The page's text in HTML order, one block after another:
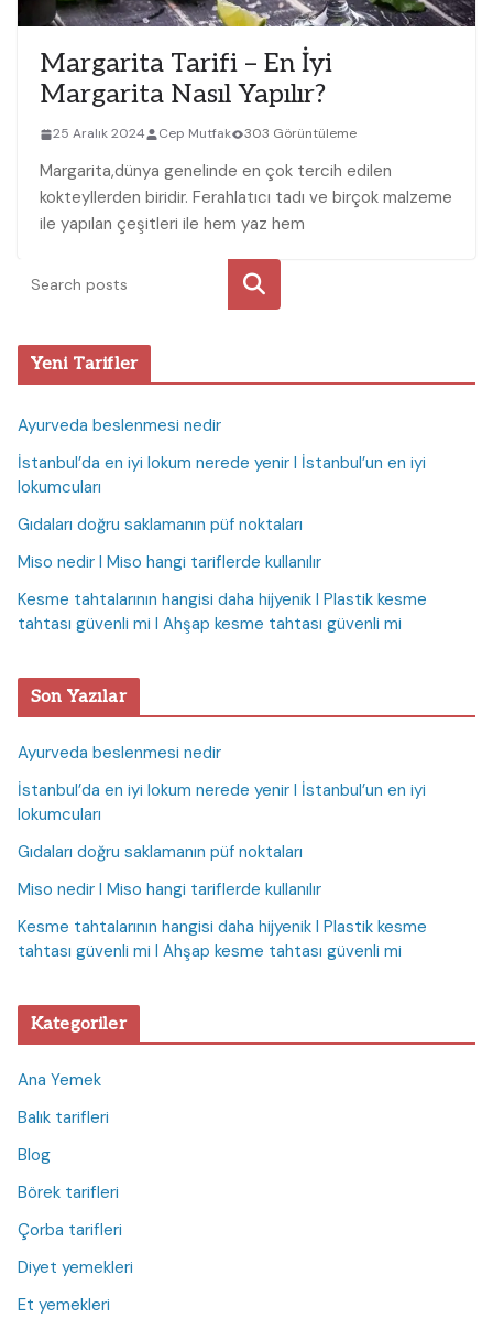
Margarita Tarifi – En İyi
Margarita Nasıl Yapılır?
25 Aralık 2024 Cep Mutfak 303 Görüntüleme
Margarita,dünya genelinde en çok tercih edilen‌
kokteyllerden biridir. Ferahlatıcı tadı ve birçok malzeme
ile yapılan çeşitleri ile hem yaz hem
Ara
Yeni Tarifler
Ayurveda beslenmesi nedir
İstanbul’da en iyi lokum nerede yenir I İstanbul’un en iyi
lokumcuları
Gıdaları doğru saklamanın püf noktaları
Miso nedir I Miso hangi tariflerde kullanılır
Kesme tahtalarının hangisi daha hijyenik I Plastik kesme
tahtası güvenli mi I Ahşap kesme tahtası güvenli mi
Son Yazılar
Ayurveda beslenmesi nedir
İstanbul’da en iyi lokum nerede yenir I İstanbul’un en iyi
lokumcuları
Gıdaları doğru saklamanın püf noktaları
Miso nedir I Miso hangi tariflerde kullanılır
Kesme tahtalarının hangisi daha hijyenik I Plastik kesme
tahtası güvenli mi I Ahşap kesme tahtası güvenli mi
Kategoriler
Ana Yemek
Balık tarifleri
Blog
Börek tarifleri
Çorba tarifleri
Diyet yemekleri
Et yemekleri